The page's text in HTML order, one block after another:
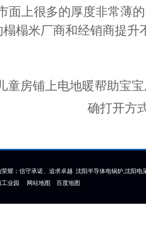
上很多的厚度非常薄
榻米厂商和经销商提
童房铺上电地暖帮助宝
确打开方
耀；信守承诺、追求卓越 沈阳半导体电锅炉,沈阳电
工业园 网站地图 百度地图